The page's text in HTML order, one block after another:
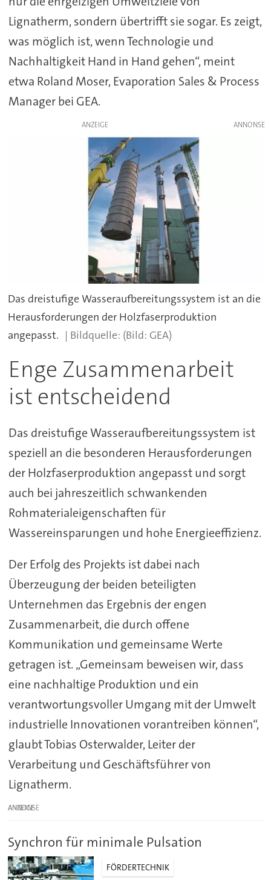
Lignatherm, sondern übertrifft sie sogar. Es zeigt,
was möglich ist, wenn Technologie und
Nachhaltigkeit Hand in Hand gehen“, meint
etwa Roland Moser, Evaporation Sales & Process
Manager bei GEA.
ANZEIGE
Das dreistufige Wasseraufbereitungssystem ist an die
Herausforderungen der Holzfaserproduktion
angepasst.
(Bild: GEA)
Enge Zusammenarbeit
ist entscheidend
Das dreistufige Wasseraufbereitungssystem ist
speziell an die besonderen Herausforderungen
der Holzfaserproduktion angepasst und sorgt
auch bei jahreszeitlich schwankenden
Rohmaterialeigenschaften für
Wassereinsparungen und hohe Energieeffizienz.
Der Erfolg des Projekts ist dabei nach
Überzeugung der beiden beteiligten
Unternehmen das Ergebnis der engen
Zusammenarbeit, die durch offene
Kommunikation und gemeinsame Werte
getragen ist. „Gemeinsam beweisen wir, dass
eine nachhaltige Produktion und ein
verantwortungsvoller Umgang mit der Umwelt
industrielle Innovationen vorantreiben können“,
glaubt Tobias Osterwalder, Leiter der
Verarbeitung und Geschäftsführer von
Lignatherm.
ANZEIGE
Synchron für minimale Pulsation
FÖRDERTECHNIK